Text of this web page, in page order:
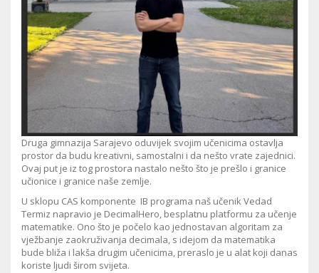
Druga gimnazija Sarajevo oduvijek svojim učenicima ostavlja
prostor da budu kreativni, samostalni i da nešto vrate zajednici.
Ovaj put je iz tog prostora nastalo nešto što je prešlo i granice
učionice i granice naše zemlje.
U sklopu CAS komponente IB programa naš učenik Vedad
Termiz napravio je DecimalHero, besplatnu platformu za učenje
matematike. Ono što je počelo kao jednostavan algoritam za
vježbanje zaokruživanja decimala, s idejom da matematika
bude bliža i lakša drugim učenicima, preraslo je u alat koji danas
koriste ljudi širom svijeta.